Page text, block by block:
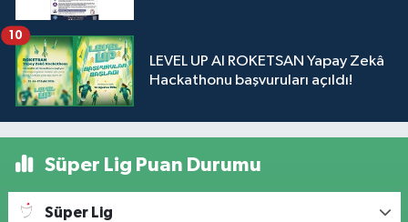
LEVEL UP AI ROKETSAN Yapay Zekâ
Hackathonu başvuruları açıldı!
10
Süper Lig Puan Durumu
Süper Lig